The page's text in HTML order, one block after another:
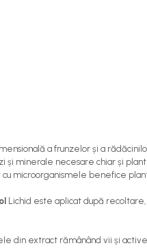
a frunzelor și a
și minerale necesare chiar și
microorganismele benefice
Lichid este aplicat după
din extract rămânând vii și